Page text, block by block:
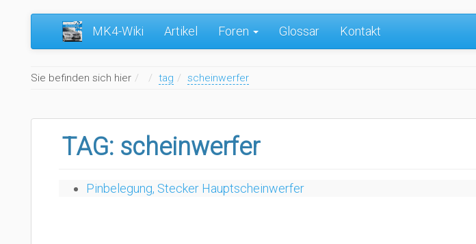
MK4-Wiki Artikel Foren Glossar Kontakt
Sie befinden sich hier Home
tag scheinwerfer
TAG: scheinwerfer
Pinbelegung, Stecker Hauptscheinwerfer